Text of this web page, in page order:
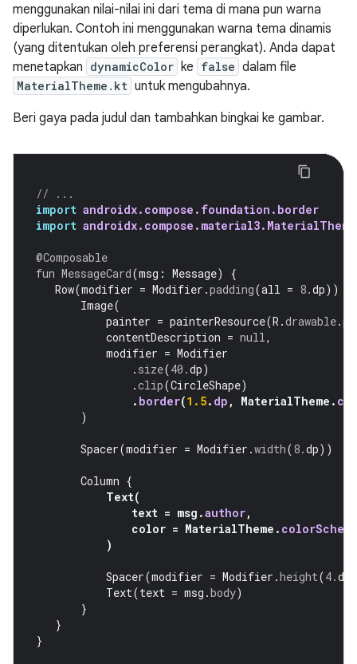
menggunakan nilai-nilai ini dari tema di mana pun warna
diperlukan. Contoh ini menggunakan warna tema dinamis
(yang ditentukan oleh preferensi perangkat). Anda dapat
menetapkan dynamicColor ke false dalam file
MaterialTheme.kt untuk mengubahnya.
Beri gaya pada judul dan tambahkan bingkai ke gambar.
// ...
import androidx.compose.foundation.border
import androidx.compose.material3.MaterialTheme
@Composable
fun MessageCard(msg : Message)
{
Row(modifier = Modifier .padding(all = 8.dp))
Image(
painter = painterResource(R .drawable.
contentDescription = null,
modifier = Modifier
. size(40.dp)
.clip(CircleShape)
. border(1.5. dp , MaterialTheme .
)
Spacer(modifier = Modifier .width(8.dp))
Column {
Text(
text = msg .author,
color = MaterialTheme .
)
Spacer(modifier = Modifier .height(4.dp
Text(text = msg .body)
}
}
}